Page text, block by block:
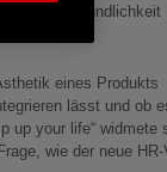
Benutzerfreundlichkeit
eines Produkts
lässt und ob
up your life“ widmete
wie der neue